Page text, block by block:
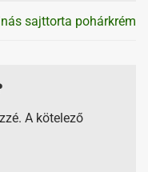
sajttorta pohárkrém
A kötelező